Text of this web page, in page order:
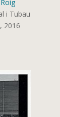
i Tubau
2016